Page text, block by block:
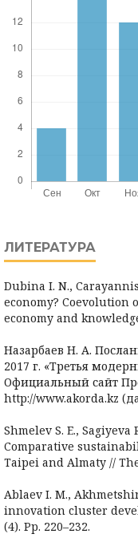
ЛИТЕРАТУРА
Dubina I. N.,
economy?
economy and
Назарбаев Н. А.
2017 г. «Третья
Официальный сайт
http://www.akorda.kz
Shmelev S. E., Sagiyeva
Comparative
Taipei and Almaty //
Ablaev I. M.,
innovation cluster
(4). Pp. 220–232.